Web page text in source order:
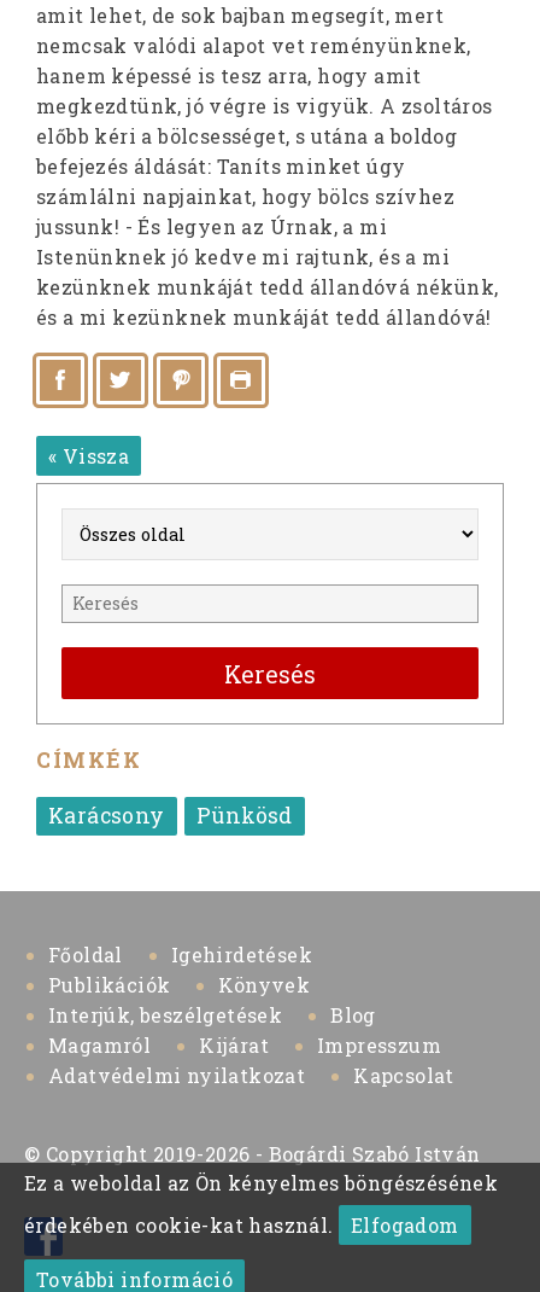
amit lehet, de sok bajban megsegít, mert
nemcsak valódi alapot vet reményünknek,
hanem képessé is tesz arra, hogy amit
megkezdtünk, jó végre is vigyük. A zsoltáros
előbb kéri a bölcsességet, s utána a boldog
befejezés áldását: Taníts minket úgy
számlálni napjainkat, hogy bölcs szívhez
jussunk! - És legyen az Úrnak, a mi
Istenünknek jó kedve mi rajtunk, és a mi
kezünknek munkáját tedd állandóvá nékünk,
és a mi kezünknek munkáját tedd állandóvá!
« Vissza
Keresés
CÍMKÉK
Karácsony
Pünkösd
Főoldal
Igehirdetések
Publikációk
Könyvek
Interjúk, beszélgetések
Blog
Magamról
Kijárat
Impresszum
Adatvédelmi nyilatkozat
Kapcsolat
© Copyright 2019-2026 - Bogárdi Szabó István
Ez a weboldal az Ön kényelmes böngészésének
érdekében cookie-kat használ.
Elfogadom
További információ